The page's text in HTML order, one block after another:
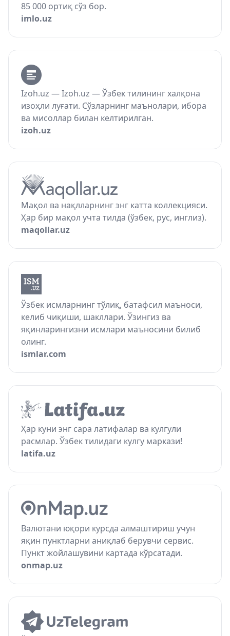
85 000 ортиқ сўз бор.
imlo.uz
Izoh.uz — Izoh.uz — Ўзбек тилининг халқона
изоҳли луғати. Сўзларнинг маънолари, ибора
ва мисоллар билан келтирилган.
izoh.uz
Мақол ва нақлларнинг энг катта коллекцияси.
Ҳар бир мақол учта тилда (ўзбек, рус, инглиз).
maqollar.uz
Ўзбек исмларнинг тўлиқ, батафсил маъноси,
келиб чиқиши, шакллари. Ўзингиз ва
яқинларингизни исмлари маъносини билиб
олинг.
ismlar.com
Ҳар куни энг сара латифалар ва кулгули
расмлар. Ўзбек тилидаги кулгу маркази!
latifa.uz
Валютани юқори курсда алмаштириш учун
яқин пунктларни аниқлаб берувчи сервис.
Пункт жойлашувини картада кўрсатади.
onmap.uz